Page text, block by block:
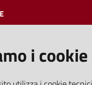
EVENTIi cookie